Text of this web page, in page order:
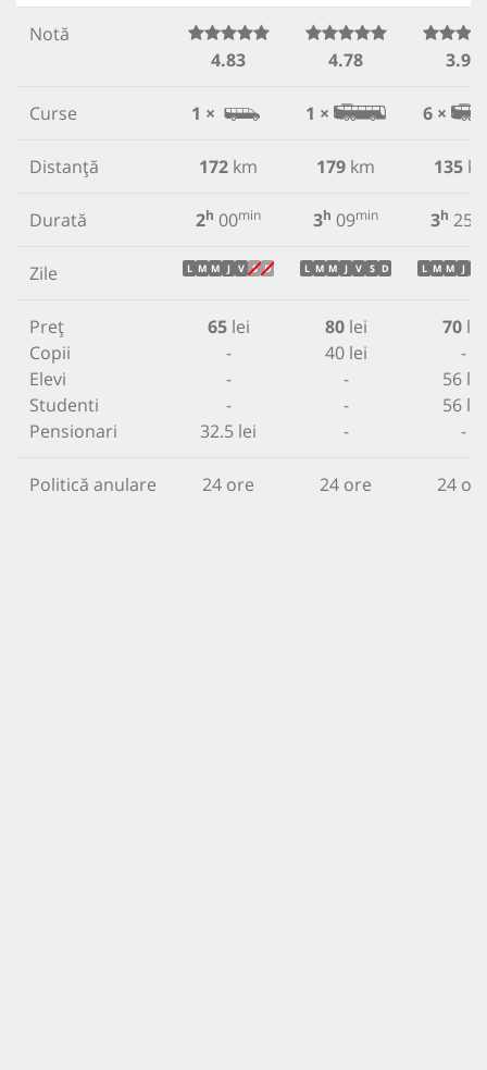
Notă
4.83
4.78 3.93
Curse 1 × 1 × 6 ×
Distanță 172 km 179 km 135
Durată 2h 00min 3h 09min 3h 25
Zile L M M J V S D L M M J V S D L M M J
Preț
Copii
Elevi
Studenti
Pensionari
65lei
-
-
-
32.5 lei
80lei
40 lei
-
-
-
70lei
-
56 lei
56 lei
-
Politică anulare 24 ore 24 ore 24